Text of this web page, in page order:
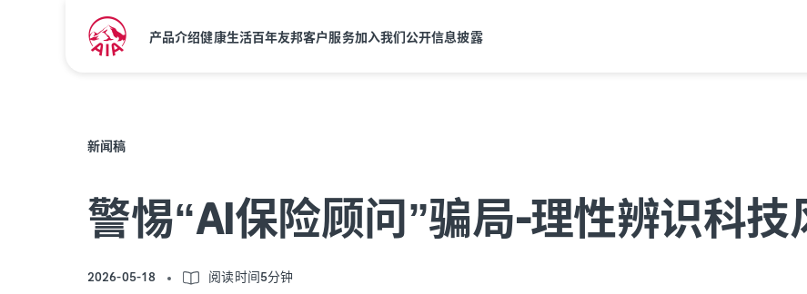
产品介绍健康生活百年友邦客户服务加入我们公开信息披露
新闻稿
警惕“AI保险顾问”骗局-理性辨识科技
2026-05-18 阅读时间5分钟